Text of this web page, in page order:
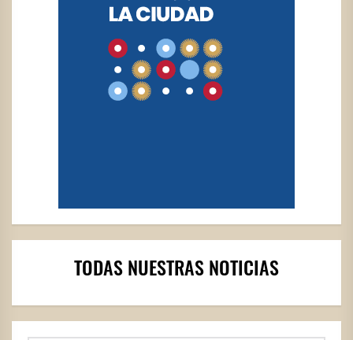
TODAS NUESTRAS NOTICIAS